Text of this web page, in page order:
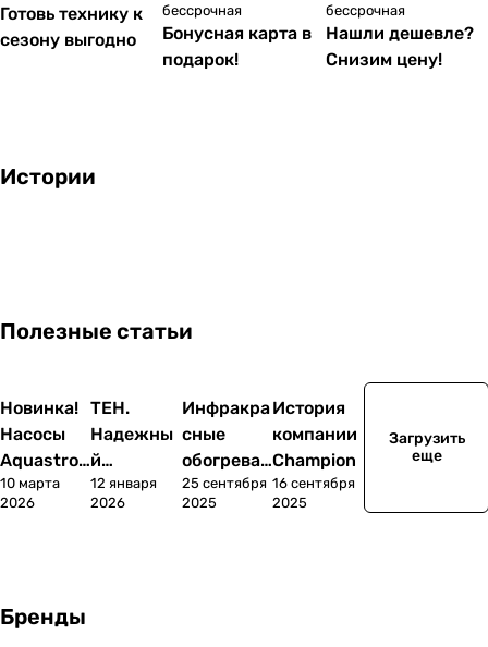
Готовь технику к
сезону выгодно
бессрочная
Бонусная карта в
подарок!
бессрочная
Нашли дешевле?
Снизим цену!
Истории
Полезные статьи
10 марта
2026
Новинка!
Насосы
Aquastron
g уже в
продаже
12 января
2026
TEH.
Надежны
й
инструме
нт для
25 сентября
2025
Инфракра
сные
обогреват
ели:
преимуще
16 сентября
2025
История
компании
Champion
Загрузить
еще
Бренды